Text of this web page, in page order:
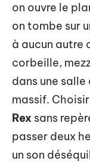
on ouvre le
on tombe sur
à aucun autre
corbeille,
dans une
massif.
Rex sans
passer deux
un son